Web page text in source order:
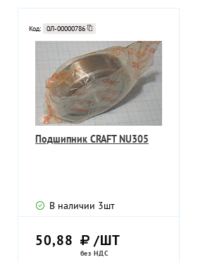
Код: 0Л-00000786
Подшипник CRAFT NU305
В наличии 3шт
50,88 /ШТ
без НДС